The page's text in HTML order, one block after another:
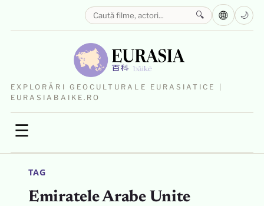
EXPLORĂRI GEOCULTURALE EURASIATICE |
EURASIABAIKE.RO
☰
🔍 🌐 🌙
TAG
Emiratele Arabe Unite